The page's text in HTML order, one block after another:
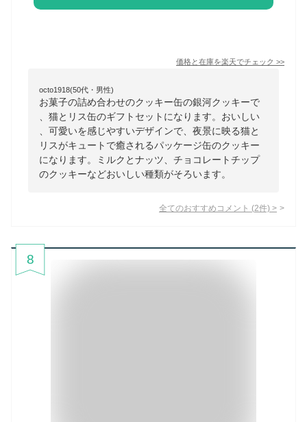
価格と在庫を楽天でチェック >>
octo1918(50代・男性)
お菓子の詰め合わせのクッキー缶の銀河クッキーで
、猫とリス缶のギフトセットになります。おいしい
、可愛いを感じやすいデザインで、夜景に映る猫と
リスがキュートで癒されるパッケージ缶のクッキー
になります。ミルクとナッツ、チョコレートチップ
のクッキーなどおいしい種類がそろいます。
全てのおすすめコメント (2件) >
8